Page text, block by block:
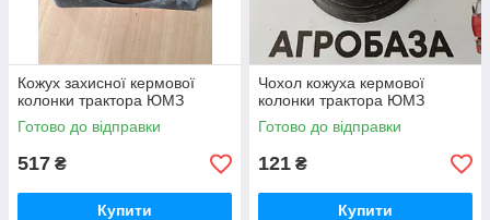
Кожух захисної кермової
колонки трактора ЮМЗ
Готово до відправки
517 ₴
Купити
Чохол кожуха кермової
колонки трактора ЮМЗ
Готово до відправки
121 ₴
Купити